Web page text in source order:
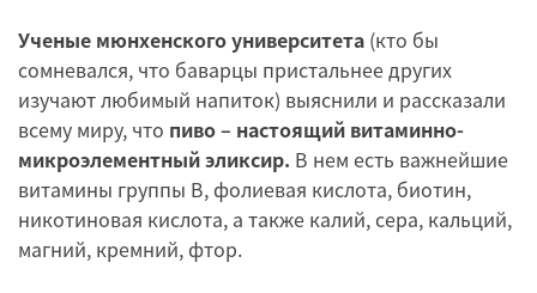
Ученые мюнхенского университета (кто бы
сомневался, что баварцы пристальнее других
изучают любимый напиток) выяснили и рассказали
всему миру, что пиво – настоящий витаминно-
микроэлементный эликсир. В нем есть важнейшие
витамины группы В, фолиевая кислота, биотин,
никотиновая кислота, а также калий, сера, кальций,
магний, кремний, фтор.